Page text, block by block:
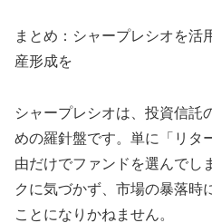
まとめ：シャープレシオを活
産形成を
シャープレシオは、投資信託
めの羅針盤です。単に「リタ
由だけでファンドを選んでし
クに気づかず、市場の暴落時
ことになりかねません。